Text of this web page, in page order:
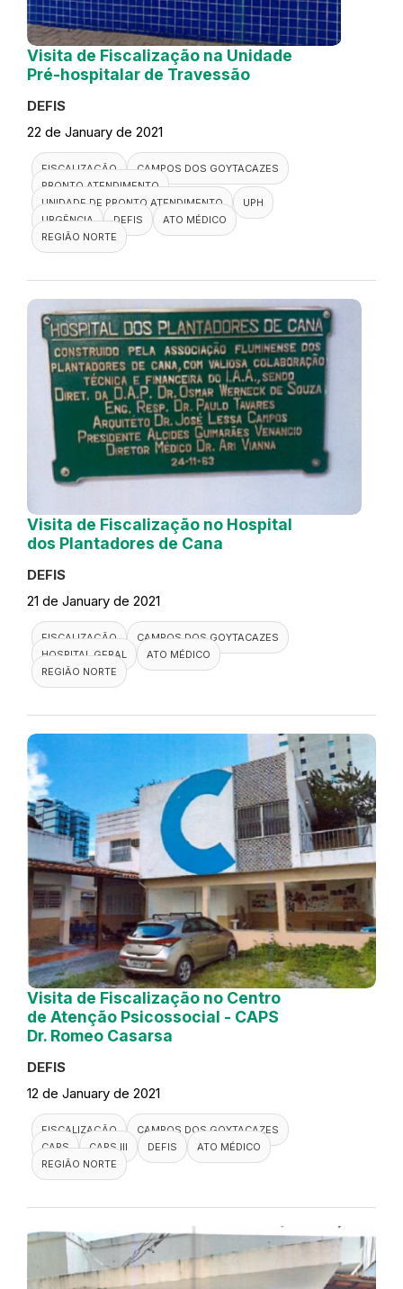
Visita de Fiscalização na Unidade
Pré-hospitalar de Travessão
DEFIS
22 de January de 2021
FISCALIZAÇÃO
CAMPOS DOS GOYTACAZES
PRONTO ATENDIMENTO
UNIDADE DE PRONTO ATENDIMENTO
UPH
URGÊNCIA
DEFIS
ATO MÉDICO
REGIÃO NORTE
Visita de Fiscalização no Hospital
dos Plantadores de Cana
DEFIS
21 de January de 2021
FISCALIZAÇÃO
CAMPOS DOS GOYTACAZES
HOSPITAL GERAL
ATO MÉDICO
REGIÃO NORTE
Visita de Fiscalização no Centro
de Atenção Psicossocial - CAPS
Dr. Romeo Casarsa
DEFIS
12 de January de 2021
FISCALIZAÇÃO
CAMPOS DOS GOYTACAZES
CAPS
CAPS III DEFIS
ATO MÉDICO
REGIÃO NORTE